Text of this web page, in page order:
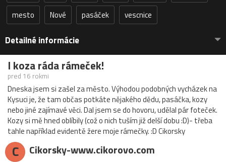
mesto
Nové pasáček vescnice
Detailné informácie
I koza ráda rámeček!
pred 16 rokmi
Dneska jsem si zašel za město. Výhodou podobných vycházek na
Kysuci je, že tam občas potkáte nějakého dědu, pasáčka, kozy
nebo jiné zajímavé věci. Dal jsem se do hovoru, udělal pár foteček.
Kozy si mě hned oblíbily (což o nich tuším již delší dobu :D)- třeba
tahle například evidentě žere moje rámečky. :D Cikorsky
C Cikorsky-www.cikorovo.com